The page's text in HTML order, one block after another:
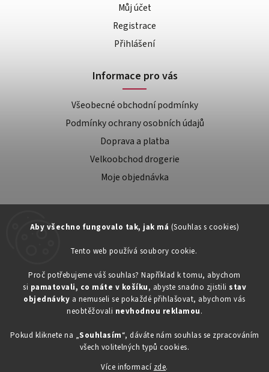
Aby všechno fungovalo tak, jak má (Souhlas s cookies)
Tento web používá soubory cookie.
Proč potřebujeme váš souhlas? Například k tomu, abychom
si pamatovali, co máte v košíku, abyste snadno zjistili stav
objednávky a nemuseli se pokaždé přihlašovat, abychom vás
neobtěžovali nevhodnou reklamou.
Pokud kliknete na „Souhlasím“, dáváte nám souhlas se zpracováním
všech volitelných typů cookies.
Více informací zde.
734603917
eshop@toner-rl.cz
Můj účet
Registrace
Přihlášení
Informace pro vás
Všeobecné obchodní podmínky
Podmínky ochrany osobních údajů
Doprava a platba
Velkoobchod drogerie
Moje objednávka
Copyright 2026Drogerka24.cz. Všechna práva vyhrazena.